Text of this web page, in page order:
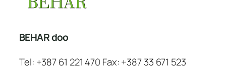
BEHAR doo
Tel: +387 61 221 470 Fax: +387 33 671 523